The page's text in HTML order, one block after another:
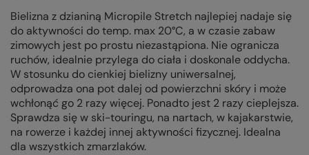
Bielizna z dzianiną Micropile Stretch najlepiej nadaje się
do aktywności do temp. max 20°C, a w czasie zabaw
zimowych jest po prostu niezastąpiona. Nie ogranicza
ruchów, idealnie przylega do ciała i doskonale oddycha.
W stosunku do cienkiej bielizny uniwersalnej,
odprowadza ona pot dalej od powierzchni skóry i może
wchłonąć go 2 razy więcej. Ponadto jest 2 razy cieplejsza.
Sprawdza się w ski-touringu, na nartach, w kajakarstwie,
na rowerze i każdej innej aktywności fizycznej. Idealna
dla wszystkich zmarzlaków.